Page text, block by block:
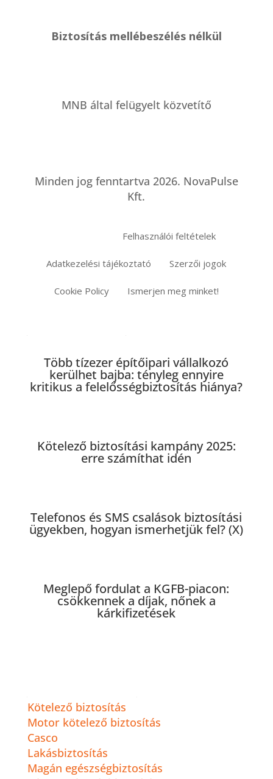
Biztosítás mellébeszélés nélkül
MNB által felügyelt közvetítő
Minden jog fenntartva 2026. NovaPulse
Kft.
Felhasználói feltételek
Adatkezelési tájékoztató Szerzői jogok
Cookie Policy Ismerjen meg minket!
Több tízezer építőipari vállalkozó
kerülhet bajba: tényleg ennyire
kritikus a felelősségbiztosítás hiánya?
Kötelező biztosítási kampány 2025:
erre számíthat idén
Telefonos és SMS csalások biztosítási
ügyekben, hogyan ismerhetjük fel? (X)
Meglepő fordulat a KGFB-piacon:
csökkennek a díjak, nőnek a
kárkifizetések
Kötelező biztosítás
Motor kötelező biztosítás
Casco
Lakásbiztosítás
Magán egészségbiztosítás